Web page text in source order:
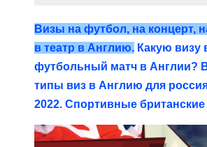
Визы на футбол, на концерт,
в театр в Англию. Какую визу
футбольный матч в Англии?
типы виз в Англию для
2022. Спортивные